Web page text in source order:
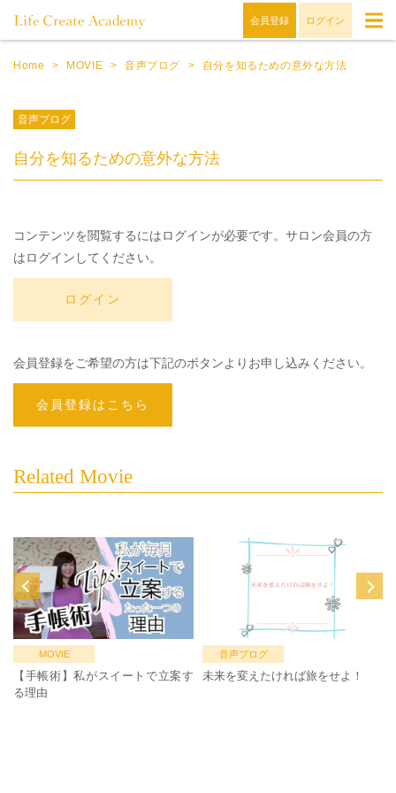
会員登録 ログイン
Home > MOVIE > 音声ブログ > 自分を知るための意外な方法
音声ブログ
自分を知るための意外な方法
コンテンツを閲覧するにはログインが必要です。サロン会員の方
はログインしてください。
ログイン
会員登録をご希望の方は下記のボタンよりお申し込みください。
会員登録はこちら
Related Movie
MOVIE
【手帳術】私がスイートで立案す
る理由
音声ブログ
未来を変えたければ旅をせよ！